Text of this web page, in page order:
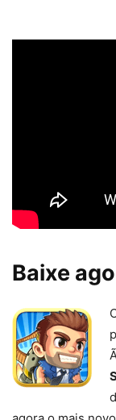
Baixe